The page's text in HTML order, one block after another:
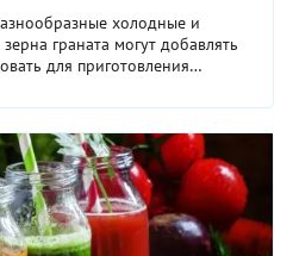
холодные и
граната могут добавлять
для приготовления
кладут в ...